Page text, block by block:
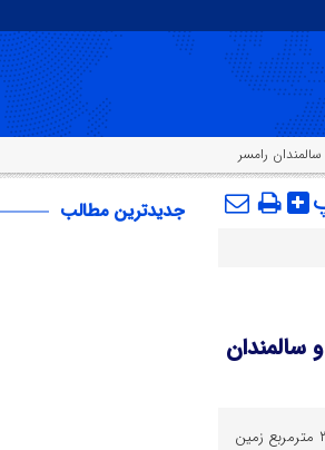
معلولان و سالمندان
رئیس اداره اوقاف و امور خیریه رامسر گفت: ۴ هزار و ۳۰۰ مترمربع زمین
جدیدترین مطالب